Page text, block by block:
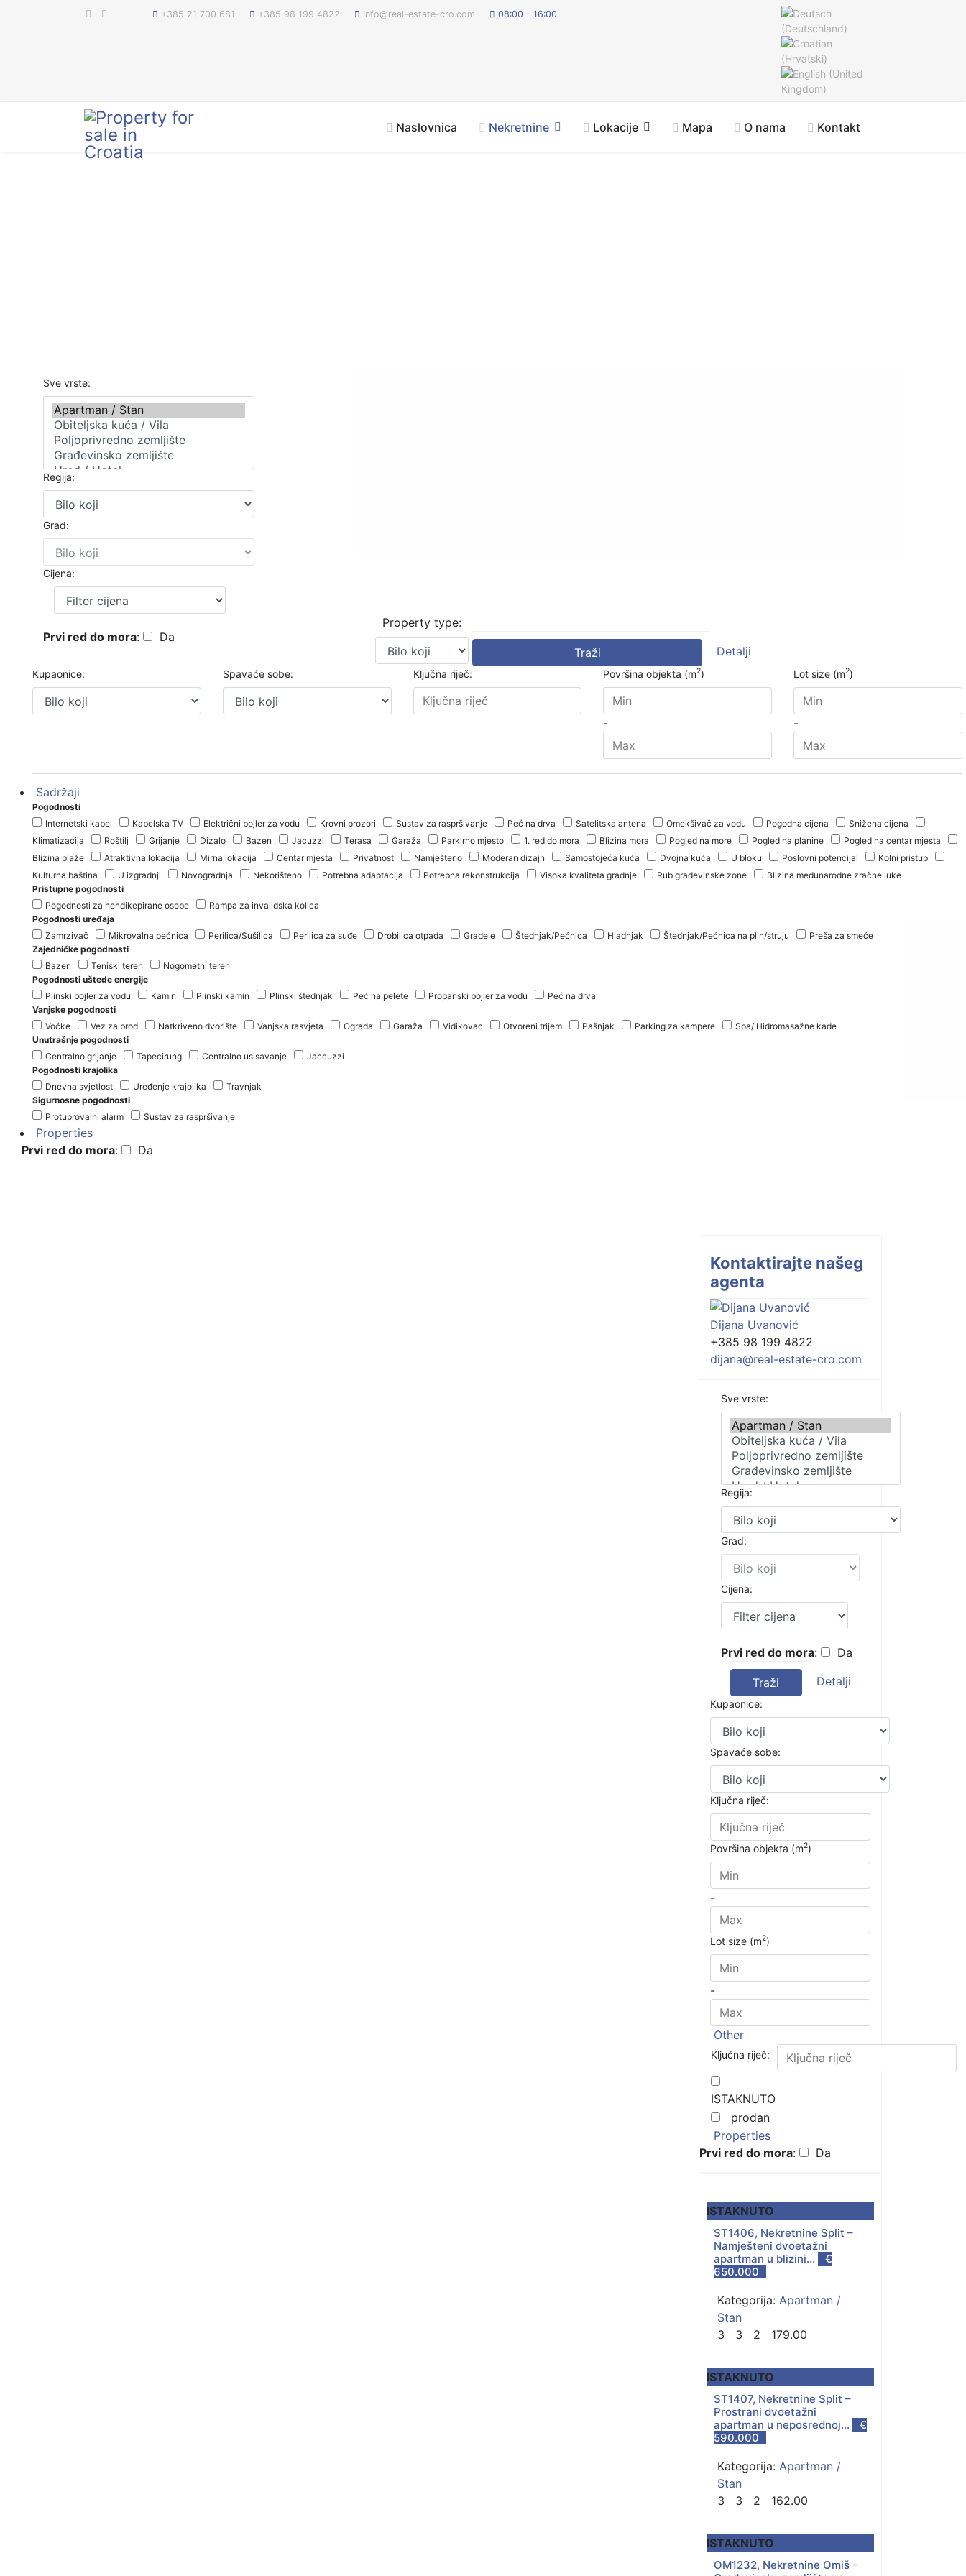
+385 21 700 681 +385 98 199 4822 info@real-estate-cro.com 08:00 - 16:00
Naslovnica Nekretnine Lokacije Mapa O nama Kontakt
Sve vrste:
Regija:
Grad:
Cijena:
Prvi red do mora: Da
Property type:
Traži Detalji
Kupaonice: Spavaće sobe: Ključna riječ: Površina objekta (m2)
-
Lot size (m2)
-
Sadržaji
Pogodnosti
Internetski kabel
Kabelska TV Električni bojler za vodu Krovni prozori Sustav za raspršivanje Peć na drva Satelitska antena Omekšivač za vodu Pogodna cijena
Snižena cijena
Klimatizacija
Roštilj Grijanje Dizalo Bazen Jacuzzi Terasa Garaža Parkirno mjesto 1. red do mora Blizina mora Pogled na more Pogled na planine
Pogled na centar mjesta
Blizina plaže
Atraktivna lokacija Mirna lokacija Centar mjesta Privatnost Namješteno Moderan dizajn Samostojeća kuća Dvojna kuća U bloku Poslovni potencijal
Kolni pristup
Kulturna baština
U izgradnji Novogradnja Nekorišteno Potrebna adaptacija Potrebna rekonstrukcija Visoka kvaliteta gradnje Rub građevinske zone
Blizina međunarodne zračne luke
Pristupne pogodnosti
Pogodnosti za hendikepirane osobe
Rampa za invalidska kolica
Pogodnosti uređaja
Zamrzivač
Mikrovalna pećnica Perilica/Sušilica Perilica za suđe Drobilica otpada Gradele Štednjak/Pećnica Hladnjak Štednjak/Pećnica na plin/struju
Preša za smeće
Zajedničke pogodnosti
Bazen
Teniski teren
Nogometni teren
Pogodnosti uštede energije
Plinski bojler za vodu
Kamin Plinski kamin Plinski štednjak Peć na pelete Propanski bojler za vodu
Peć na drva
Vanjske pogodnosti
Voćke
Vez za brod Natkriveno dvorište Vanjska rasvjeta Ograda Garaža Vidikovac Otvoreni trijem Pašnjak Parking za kampere
Spa/ Hidromasažne kade
Unutrašnje pogodnosti
Centralno grijanje
Tapecirung Centralno usisavanje
Jaccuzzi
Pogodnosti krajolika
Dnevna svjetlost
Uređenje krajolika
Travnjak
Sigurnosne pogodnosti
Protuprovalni alarm
Sustav za raspršivanje
Properties
Prvi red do mora: Da
Kontaktirajte našeg
agenta
Dijana Uvanović
+385 98 199 4822
dijana@real-estate-cro.com
Sve vrste:
Regija:
Grad:
Cijena:
Prvi red do mora: Da
Traži Detalji
Kupaonice:
Spavaće sobe:
Ključna riječ:
Površina objekta (m2)
-
Lot size (m2)
-
Other
Ključna riječ:
ISTAKNUTO
prodan
Properties
Prvi red do mora: Da
ISTAKNUTO
ST1406, Nekretnine Split –
Namješteni dvoetažni
apartman u blizini...
€
650.000
Kategorija: Apartman /
Stan
3
3 2 179.00
ISTAKNUTO
ST1407, Nekretnine Split –
Prostrani dvoetažni
apartman u neposrednoj...
€
590.000
Kategorija: Apartman /
Stan
3
3 2 162.00
ISTAKNUTO
OM1232, Nekretnine Omiš -